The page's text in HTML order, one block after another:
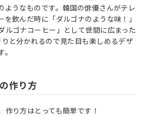
ようなものです。韓国の俳優さんがテレ
を飲んだ時に「ダルゴナのような味！」
ルゴナコーヒー」として世間に広まった
と分かれるので見た目も楽しめるデザ
作り方
作り方はとっても簡単です！